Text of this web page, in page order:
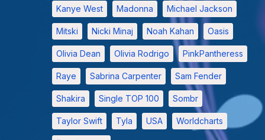
Kanye West Madonna Michael Jackson
Mitski Nicki Minaj Noah Kahan Oasis
Olivia Dean Olivia Rodrigo PinkPantheress
Raye Sabrina Carpenter Sam Fender
Shakira Single TOP 100 Sombr
Taylor Swift Tyla USA Worldcharts